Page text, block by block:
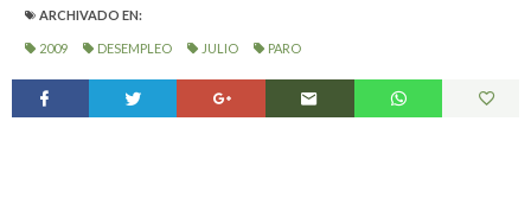
ARCHIVADO EN:
2009 DESEMPLEO JULIO PARO